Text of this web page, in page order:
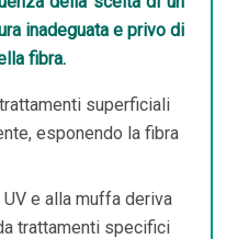
inadeguata e privo di
fibra.
superficiali
esponendo la fibra
e alla muffa deriva
trattamenti specifici